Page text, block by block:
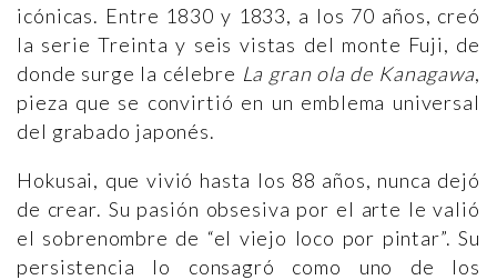
icónicas. Entre 1830 y 1833, a los 70 años, creó
la serie Treinta y seis vistas del monte Fuji, de
donde surge la célebre La gran ola de Kanagawa,
pieza que se convirtió en un emblema universal
del grabado japonés.
Hokusai, que vivió hasta los 88 años, nunca dejó
de crear. Su pasión obsesiva por el arte le valió
el sobrenombre de “el viejo loco por pintar”. Su
persistencia lo consagró como uno de los